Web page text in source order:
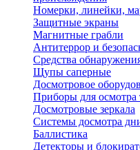
Номерки, линейки,
Защитные экраны
Магнитные грабли
Антитеррор и
Средства
Щупы саперные
Досмотровое
Приборы для осмотра
Досмотровые зеркала
Системы досмотра
Баллистика
Детекторы и